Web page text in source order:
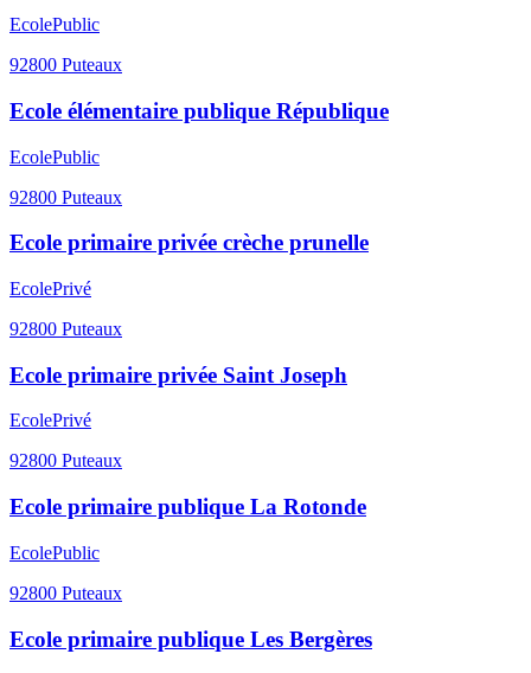
EcolePublic
92800 Puteaux
Ecole élémentaire publique République
EcolePublic
92800 Puteaux
Ecole primaire privée crèche prunelle
EcolePrivé
92800 Puteaux
Ecole primaire privée Saint Joseph
EcolePrivé
92800 Puteaux
Ecole primaire publique La Rotonde
EcolePublic
92800 Puteaux
Ecole primaire publique Les Bergères